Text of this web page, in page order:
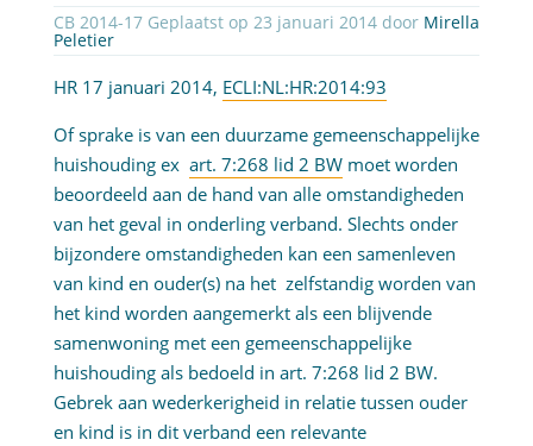
CB 2014-17 Geplaatst op 23 januari 2014 door Mirella
Peletier
HR 17 januari 2014, ECLI:NL:HR:2014:93
Of sprake is van een duurzame gemeenschappelijke
huishouding ex art. 7:268 lid 2 BWmoet worden
beoordeeld aan de hand van alle omstandigheden
van het geval in onderling verband. Slechts onder
bijzondere omstandigheden kan een samenleven
van kind en ouder(s) na het zelfstandig worden van
het kind worden aangemerkt als een blijvende
samenwoning met een gemeenschappelijke
huishouding als bedoeld in art. 7:268 lid 2 BW.
Gebrek aan wederkerigheid in relatie tussen ouder
en kind is in dit verband een relevante